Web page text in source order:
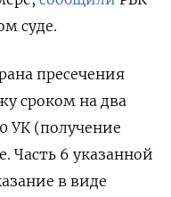
суде.
пресечения
сроком на два
УК (получение
Часть 6 указанной
в виде